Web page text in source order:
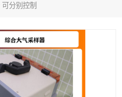
分别控制气体检测仪
手持式油烟检测仪
二恶英采集器
LB-8110降水降尘采样器